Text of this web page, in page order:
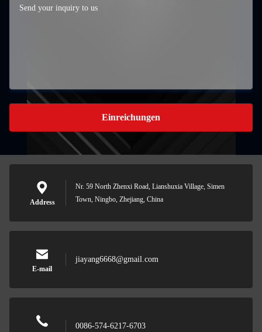
Einreichungen
Address
Nr. 59 North Zhenxi Road, Lianshuxia Village, Simen
Town, Ningbo, Zhejiang, China
E-mail
jiayang6668@gmail.com
0086-574-6217-6703